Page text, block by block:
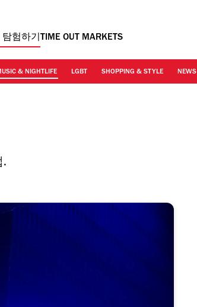
험하기 TIME OUT MARKETS
& NIGHTLIFE LGBT SHOPPING & STYLE NEWS
.